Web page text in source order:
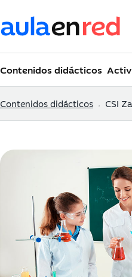
Contenidos didácticos
Contenidos didácticos CSI